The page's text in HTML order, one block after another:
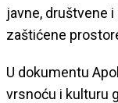
javne, društvene
zaštićene
U dokumentu
vrsnoću i kulturu